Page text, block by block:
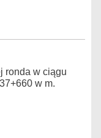
ronda w ciągu
w m.